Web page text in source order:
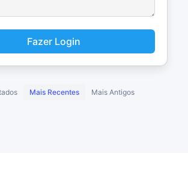
Fazer Login
Mais Recentes Mais Antigos